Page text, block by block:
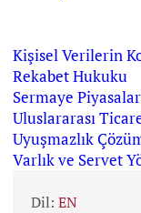
Kişisel Verilerin
Rekabet Hukuku
Sermaye
Uluslararası
Uyuşmazlık
Varlık ve Servet
Dil: EN